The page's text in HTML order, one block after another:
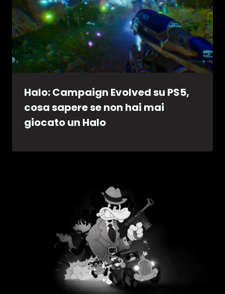
Halo: Campaign Evolved su PS5,
cosa sapere se non hai mai
giocato un Halo